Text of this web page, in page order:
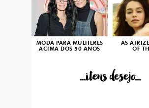
MODA PARA MULHERES
ACIMA DOS 50 ANOS
AS
OF
...itens desejo...